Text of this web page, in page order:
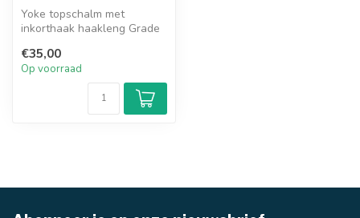
Yoke topschalm met
inkorthaak haakleng Grade
€35,00
Op voorraad